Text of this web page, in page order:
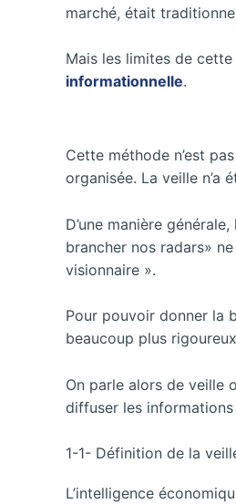
marché, était
Mais les limites de
informationnelle.
Cette méthode n’est
organisée. La veille n’a
D’une manière
brancher nos radars»
visionnaire ».
Pour pouvoir donner la
beaucoup plus
On parle alors de veille
diffuser les
1-1- Définition de la
L’intelligence